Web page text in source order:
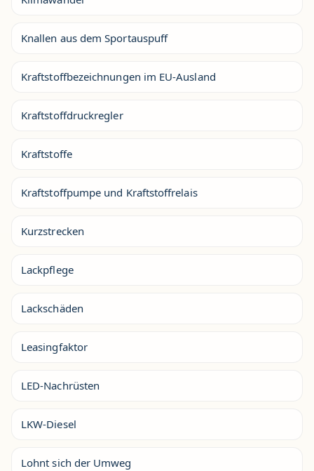
Knallen aus dem Sportauspuff
Kraftstoffbezeichnungen im EU-Ausland
Kraftstoffdruckregler
Kraftstoffe
Kraftstoffpumpe und Kraftstoffrelais
Kurzstrecken
Lackpflege
Lackschäden
Leasingfaktor
LED-Nachrüsten
LKW-Diesel
Lohnt sich der Umweg